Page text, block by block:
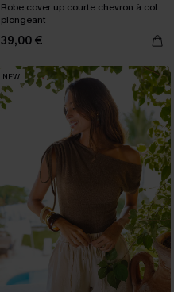
Robe cover up courte chevron à col
plongeant
39,00 €
NEW